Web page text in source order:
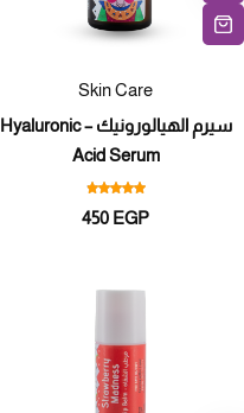
Skin Care
سيرم الهيالورونيك – Hyaluronic
Acid Serum
450 EGP